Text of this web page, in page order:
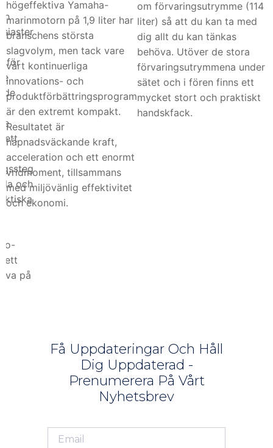
för
ett
och
ett
på
högeffektiva Yamaha-
marinmotorn på 1,9 liter har
branschens största
slagvolym, men tack vare
vårt kontinuerliga
innovations- och
produktförbättringsprogram
är den extremt kompakt.
Resultatet är
häpnadsväckande kraft,
acceleration och ett enormt
vridmoment, tillsammans
med miljövänlig effektivitet
och ekonomi.
om förvaringsutrymme (114
liter) så att du kan ta med
dig allt du kan tänkas
behöva. Utöver de stora
förvaringsutrymmena under
sätet och i fören finns ett
mycket stort och praktiskt
handskfack.
Få Uppdateringar Och Håll
Dig Uppdaterad -
Prenumerera På Vårt
Nyhetsbrev